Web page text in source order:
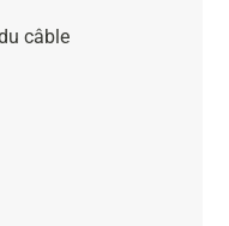
câble